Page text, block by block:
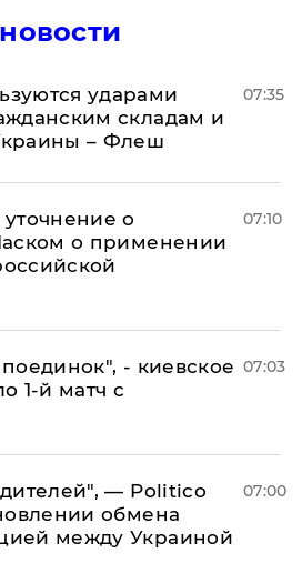
ударами
складам и
– Флеш
07:35
о
о применении
07:10
- киевское
1-й матч с
07:03
— Politico
обмена
между Украиной
07:00